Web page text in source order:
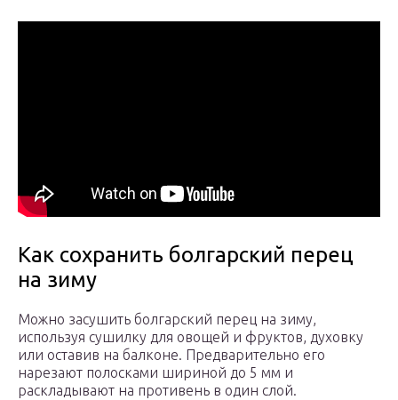
Как сохранить болгарский перец
на зиму
Можно засушить болгарский перец на зиму,
используя сушилку для овощей и фруктов, духовку
или оставив на балконе. Предварительно его
нарезают полосками шириной до 5 мм и
раскладывают на противень в один слой.